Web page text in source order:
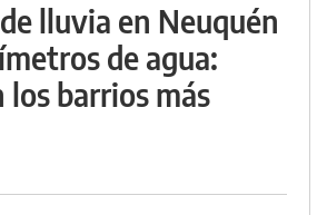
lluvia en Neuquén
de agua:
los barrios más